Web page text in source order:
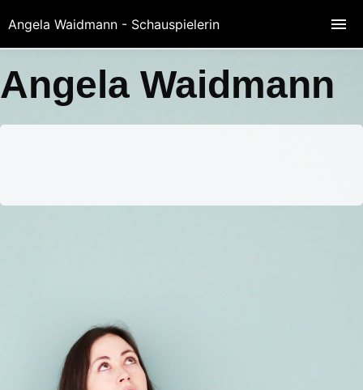
Angela Waidmann
Angela Waidmann - Schauspielerin